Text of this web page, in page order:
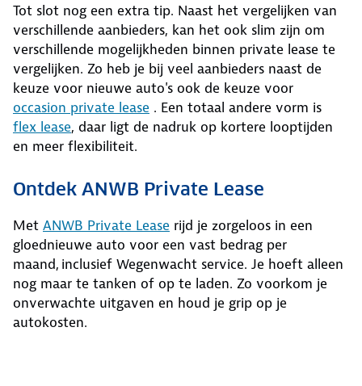
Tot slot nog een extra tip. Naast het vergelijken van
verschillende aanbieders, kan het ook slim zijn om
verschillende mogelijkheden binnen private lease te
vergelijken. Zo heb je bij veel aanbieders naast de
keuze voor nieuwe auto's ook de keuze voor
occasion private lease . Een totaal andere vorm is
flex lease, daar ligt de nadruk op kortere looptijden
en meer flexibiliteit.
Ontdek ANWB Private Lease
Met ANWB Private Lease rijd je zorgeloos in een
gloednieuwe auto voor een vast bedrag per
maand, inclusief Wegenwacht service. Je hoeft alleen
nog maar te tanken of op te laden. Zo voorkom je
onverwachte uitgaven en houd je grip op je
autokosten.